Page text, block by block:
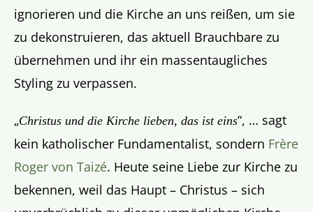
ignorieren und die Kirche an uns reißen, um sie
zu dekonstruieren, das aktuell Brauchbare zu
übernehmen und ihr ein massentaugliches
Styling zu verpassen.
„Christus und die Kirche lieben, das ist eins“, … sagt
kein katholischer Fundamentalist, sondern Frère
Roger von Taizé. Heute seine Liebe zur Kirche zu
bekennen, weil das Haupt – Christus – sich